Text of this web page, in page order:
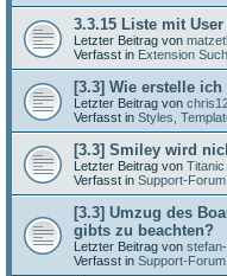
3.3.15 Liste mit
Letzter Beitrag von
Verfasst in Extension
[3.3] Wie erstelle
Letzter Beitrag von
Verfasst in Styles,
[3.3] Smiley wird
Letzter Beitrag von Titanic
Verfasst in Support-Forum
[3.3] Umzug des
gibts zu beachten?
Letzter Beitrag von
Verfasst in Support-Forum